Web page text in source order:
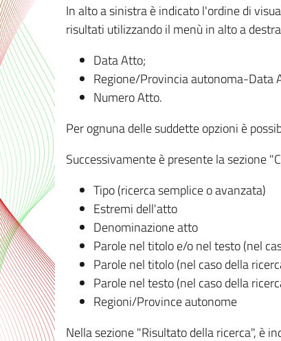
In alto a sinistra è indicato l'ordine di
risultati utilizzando il menù in alto a
Data Atto;
Regione/Provincia autonoma-Data
Numero Atto.
Per ognuna delle suddette opzioni è
Successivamente è presente la sezione
Tipo (ricerca semplice o avanzata)
Estremi dell'atto
Denominazione atto
Parole nel titolo e/o nel testo (nel
Parole nel titolo (nel caso della
Parole nel testo (nel caso della
Regioni/Province autonome
Nella sezione "Risultato della ricerca", è